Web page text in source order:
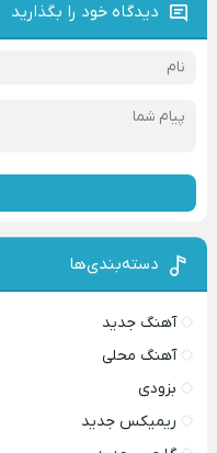
دیدگاه خود را بگذارید
دسته‌بندی‌ها
آهنگ جدید
آهنگ محلی
بزودی
ریمیکس جدید